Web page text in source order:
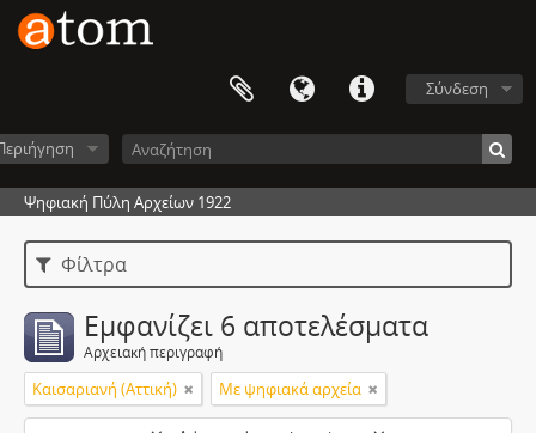
Σύνδεση
Ψηφιακή Πύλη Αρχείων 1922
Φίλτρα
Εμφανίζει 6 αποτελέσματα
Αρχειακή περιγραφή
Καισαριανή (Αττική) Με ψηφιακά αρχεία